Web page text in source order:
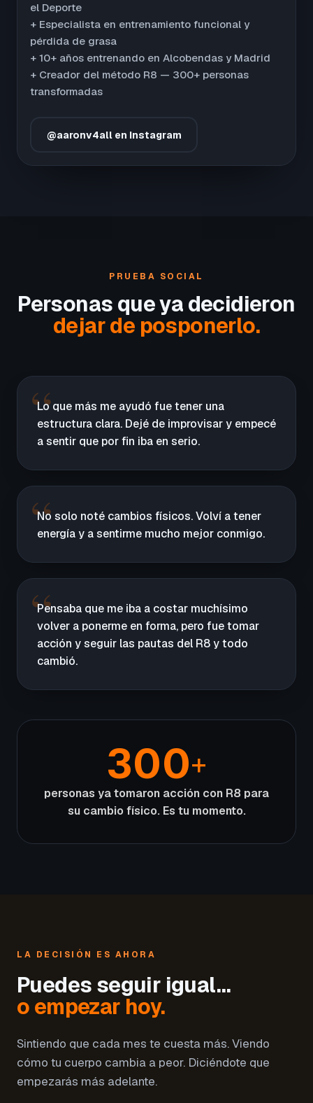
el Deporte
+ Especialista en entrenamiento funcional y
pérdida de grasa
+ 10+ años entrenando en Alcobendas y Madrid
+ Creador del método R8 — 300+ personas
transformadas
@aaronv4all en Instagram
PRUEBA SOCIAL
Personas que ya decidieron
dejar de posponerlo.
Lo que más me ayudó fue tener una
estructura clara. Dejé de improvisar y empecé
a sentir que por fin iba en serio.
No solo noté cambios físicos. Volví a tener
energía y a sentirme mucho mejor conmigo.
Pensaba que me iba a costar muchísimo
volver a ponerme en forma, pero fue tomar
acción y seguir las pautas del R8 y todo
cambió.
300+
personas ya tomaron acción con R8 para
su cambio físico. Es tu momento.
LA DECISIÓN ES AHORA
Puedes seguir igual…
o empezar hoy.
Sintiendo que cada mes te cuesta más. Viendo
cómo tu cuerpo cambia a peor. Diciéndote que
empezarás más adelante.